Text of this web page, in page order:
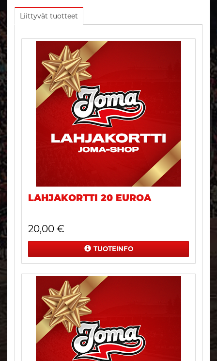
Liittyvät tuotteet
LAHJAKORTTI 20 EUROA
20,00 €
TUOTEINFO